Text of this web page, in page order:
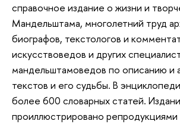
справочное издание о жизни и
Мандельштама, многолетний труд
биографов, текстологов и
искусствоведов и других
мандельштамоведов по описанию и
текстов и его судьбы. В
более 600 словарных статей.
проиллюстрировано репродукциями